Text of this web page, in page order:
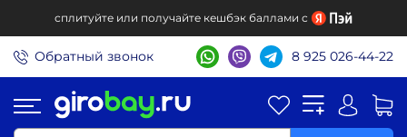
сплитуйте или получайте кешбэк баллами с
Обратный звонок 8 925 026-44-22